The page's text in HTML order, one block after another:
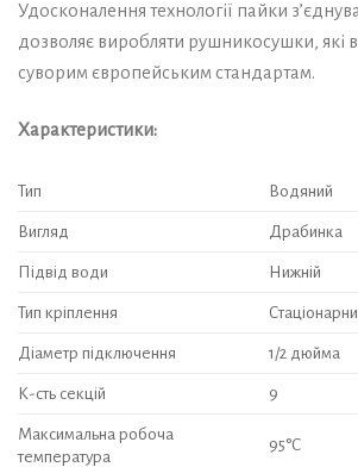
Удосконалення технології пайки
дозволяє виробляти рушникосушки, які
суворим європейським стандартам.
Характеристики:
Тип Водяний
Вигляд Драбинка
Підвід води Нижній
Тип кріплення
Діаметр підключення 1/2 дюйма
К-сть секцій 9
Максимальна робоча
температура
95°С